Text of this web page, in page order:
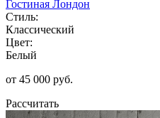
Гостиная Лондон
Стиль:
Классический
Цвет:
Белый
от 45 000 руб.
Рассчитать